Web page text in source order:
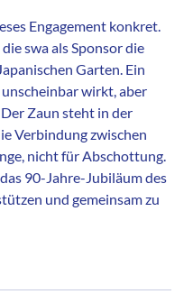
Engagement konkret.
swa als Sponsor die
Garten. Ein
wirkt, aber
Zaun steht in der
Verbindung zwischen
nicht für Abschottung.
90-Jahre-Jubiläum des
und gemeinsam zu